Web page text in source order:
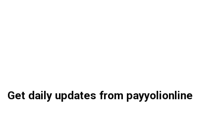
Get daily updates from payyolionline